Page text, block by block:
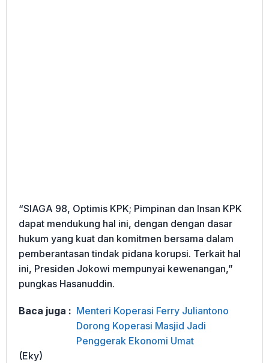
“SIAGA 98, Optimis KPK; Pimpinan dan Insan KPK
dapat mendukung hal ini, dengan dengan dasar
hukum yang kuat dan komitmen bersama dalam
pemberantasan tindak pidana korupsi. Terkait hal
ini, Presiden Jokowi mempunyai kewenangan,”
pungkas Hasanuddin.
Baca juga : Menteri Koperasi Ferry Juliantono
Dorong Koperasi Masjid Jadi
Penggerak Ekonomi Umat
(Eky)